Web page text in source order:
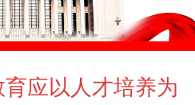
应以人才培养为